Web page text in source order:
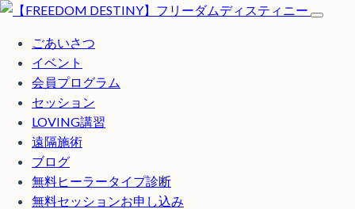
ごあいさつ
イベント
会員プログラム
セッション
LOVING講習
遠隔施術
ブログ
無料ヒーラータイプ診断
無料セッションお申し込み